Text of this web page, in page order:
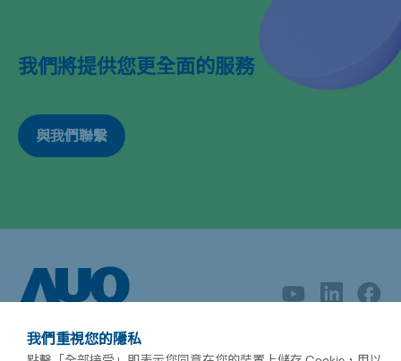
我們將提供您更全面的服務
與我們聯繫
我們重視您的隱私